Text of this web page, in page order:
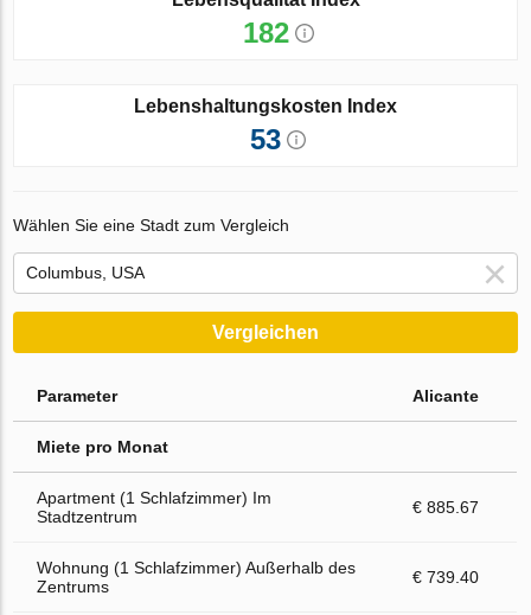
182
Lebenshaltungskosten Index
53
Wählen Sie eine Stadt zum Vergleich
Vergleichen
Parameter Alicante
Miete pro Monat
Apartment (1 Schlafzimmer) Im
Stadtzentrum
€ 885.67
Wohnung (1 Schlafzimmer) Außerhalb des
Zentrums
€ 739.40